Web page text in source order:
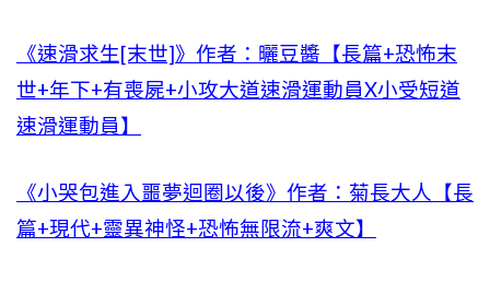
《速滑求生[末世]》作者：曬豆醬【長篇+恐怖末
世+年下+有喪屍+小攻大道速滑運動員X小受短道
速滑運動員】
《小哭包進入噩夢迴圈以後》作者：菊長大人【長
篇+現代+靈異神怪+恐怖無限流+爽文】